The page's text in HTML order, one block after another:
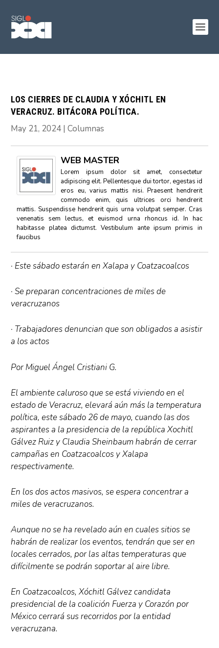
LOS CIERRES DE CLAUDIA Y XÓCHITL EN
VERACRUZ. BITÁCORA POLÍTICA.
May 21, 2024 |Columnas
WEB MASTER
Lorem ipsum dolor sit amet, consectetur
adipiscing elit. Pellentesque dui tortor, egestas id
eros eu, varius mattis nisi. Praesent hendrerit
commodo enim, quis ultrices orci hendrerit
mattis. Suspendisse hendrerit quis urna volutpat semper. Cras
venenatis sem lectus, et euismod urna rhoncus id. In hac
habitasse platea dictumst. Vestibulum ante ipsum primis in
faucibus
· Este sábado estarán en Xalapa y Coatzacoalcos
· Se preparan concentraciones de miles de
veracruzanos
· Trabajadores denuncian que son obligados a asistir
a los actos
Por Miguel Ángel Cristiani G.
El ambiente caluroso que se está viviendo en el
estado de Veracruz, elevará aún más la temperatura
política, este sábado 26 de mayo, cuando las dos
aspirantes a la presidencia de la república Xochitl
Gálvez Ruiz y Claudia Sheinbaum habrán de cerrar
campañas en Coatzacoalcos y Xalapa
respectivamente.
En los dos actos masivos, se espera concentrar a
miles de veracruzanos.
Aunque no se ha revelado aún en cuales sitios se
habrán de realizar los eventos, tendrán que ser en
locales cerrados, por las altas temperaturas que
difícilmente se podrán soportar al aire libre.
En Coatzacoalcos, Xóchitl Gálvez candidata
presidencial de la coalición Fuerza y Corazón por
México cerrará sus recorridos por la entidad
veracruzana.